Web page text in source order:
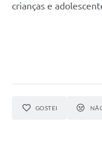
crianças e
GOSTEI